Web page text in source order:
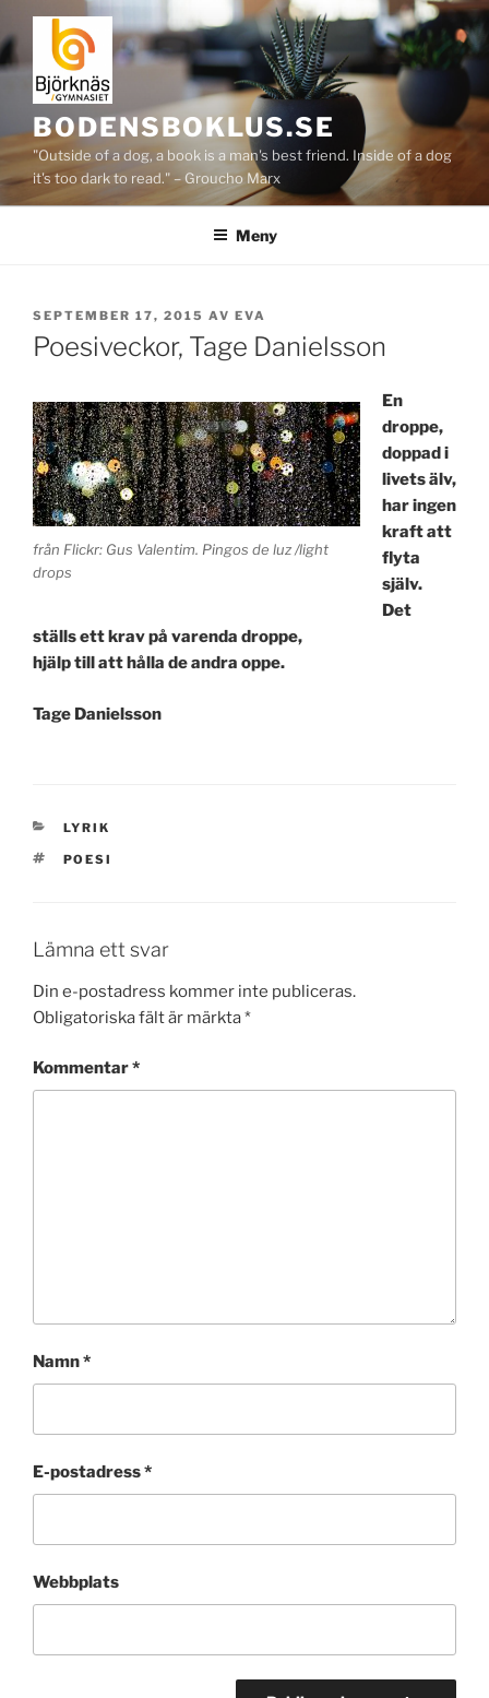
Hoppa
till
innehåll
BODENSBOKLUS.SE
"Outside of a dog, a book is a man's best friend. Inside of a dog
it's too dark to read." – Groucho Marx
Meny
PUBLICERAT
SEPTEMBER 17, 2015 AV EVA
Poesiveckor, Tage Danielsson
från Flickr: Gus Valentim. Pingos de luz /light
drops
En
droppe,
doppad i
livets älv,
har ingen
kraft att
flyta
själv.
Det
ställs ett krav på varenda droppe,
hjälp till att hålla de andra oppe.
Tage Danielsson
KATEGORIER
LYRIK
TAGGAR
POESI
Lämna ett svar
Din e-postadress kommer inte publiceras.
Obligatoriska fält är märkta*
Kommentar*
Namn*
E-postadress*
Webbplats